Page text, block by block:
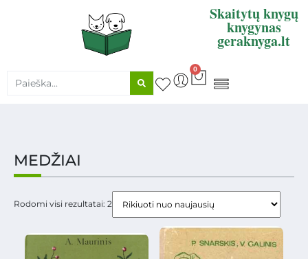
Skaitytų knygų
knygynas
geraknyga.lt
0
MEDŽIAI
Rodomi visi rezultatai: 2